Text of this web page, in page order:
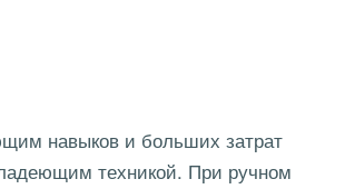
навыков и больших затрат
техникой. При ручном